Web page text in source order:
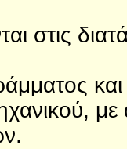
στις
και